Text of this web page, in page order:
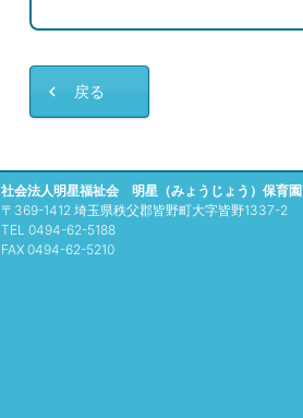
戻る
社会法人明星福祉会 明星（みょうじょう）保育園
〒369-1412 埼玉県秩父郡皆野町大字皆野1337-2
TEL 0494-62-5188
FAX 0494-62-5210